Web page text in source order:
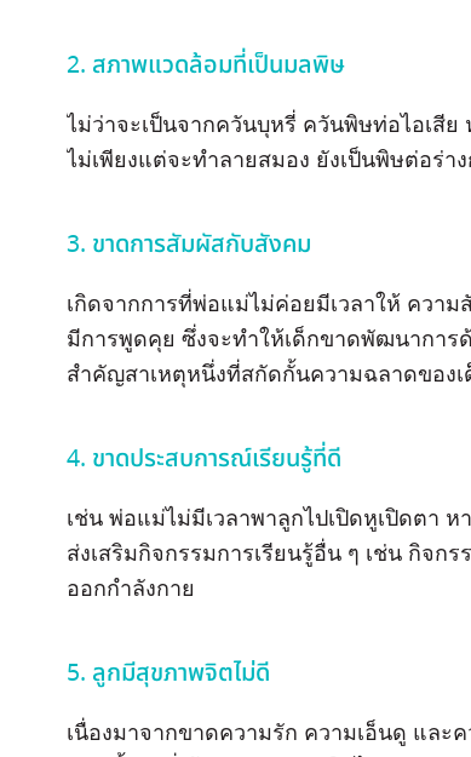
2. สภาพแวดล้อมที่เป็นมลพิษ
ไม่ว่าจะเป็นจากควันบุหรี่ ควันพิษท่อไอเสีย
ไม่เพียงแต่จะทำลายสมอง ยังเป็นพิษต่อร่า
3. ขาดการสัมผัสกับสังคม
เกิดจากการที่พ่อแม่ไม่ค่อยมีเวลาให้ ควา
มีการพูดคุย ซึ่งจะทำให้เด็กขาดพัฒนากา
สำคัญสาเหตุหนึ่งที่สกัดกั้นความฉลาดของเ
4. ขาดประสบการณ์เรียนรู้ที่ดี
เช่น พ่อแม่ไม่มีเวลาพาลูกไปเปิดหูเปิดตา
ส่งเสริมกิจกรรมการเรียนรู้อื่น ๆ เช่น กิจ
ออกกำลังกาย
5. ลูกมีสุขภาพจิตไม่ดี
เนื่องมาจากขาดความรัก ความเอ็นดู และ